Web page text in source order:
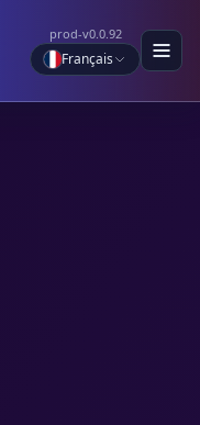
prod-v0.0.92
Français